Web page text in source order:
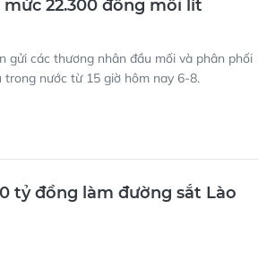
mức 22.300 đồng mỗi lít
gửi các thương nhân đầu mối và phân phối
nước từ 15 giờ hôm nay 6-8.
tỷ đồng làm đường sắt Lào